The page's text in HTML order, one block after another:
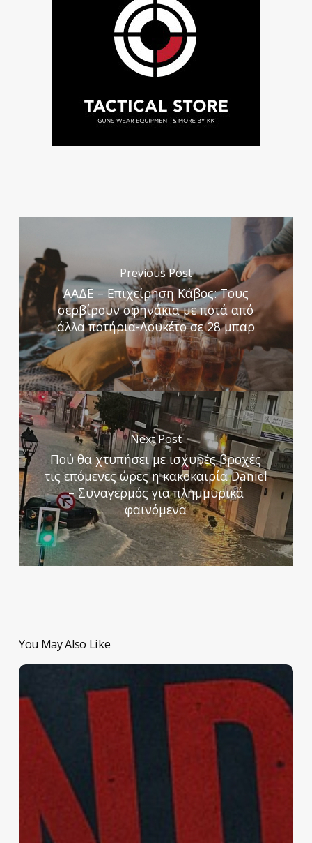
Previous Post
ΑΑΔΕ – Επιχείρηση Κάβος: Τους
σερβίρουν σφηνάκια με ποτά από
άλλα ποτήρια-Λουκέτο σε 28 μπαρ
Next Post
Πού θα χτυπήσει με ισχυρές βροχές
τις επόμενες ώρες η κακοκαιρία Daniel
– Συναγερμός για πλημμυρικά
φαινόμενα
You May Also Like